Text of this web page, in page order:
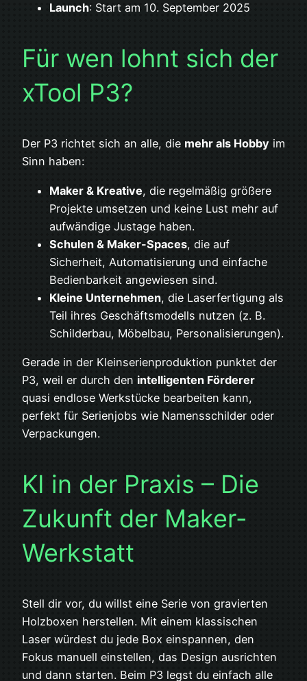
Launch: Start am 10. September 2025
Für wen lohnt sich der
xTool P3?
Der P3 richtet sich an alle, die mehr als Hobby im
Sinn haben:
Maker & Kreative, die regelmäßig größere
Projekte umsetzen und keine Lust mehr auf
aufwändige Justage haben.
Schulen & Maker-Spaces, die auf
Sicherheit, Automatisierung und einfache
Bedienbarkeit angewiesen sind.
Kleine Unternehmen, die Laserfertigung als
Teil ihres Geschäftsmodells nutzen (z. B.
Schilderbau, Möbelbau, Personalisierungen).
Gerade in der Kleinserienproduktion punktet der
P3, weil er durch den intelligenten Förderer
quasi endlose Werkstücke bearbeiten kann,
perfekt für Serienjobs wie Namensschilder oder
Verpackungen.
KI in der Praxis – Die
Zukunft der Maker-
Werkstatt
Stell dir vor, du willst eine Serie von gravierten
Holzboxen herstellen. Mit einem klassischen
Laser würdest du jede Box einspannen, den
Fokus manuell einstellen, das Design ausrichten
und dann starten. Beim P3 legst du einfach alle